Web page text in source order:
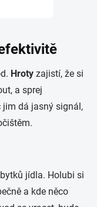
Hroty zajistí, že si
a sprej
dá jasný signál,
jídla. Holubi si
a kde něco